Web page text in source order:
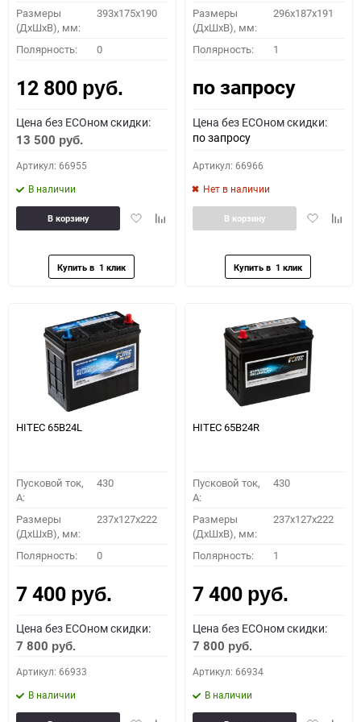
Размеры
(ДхШхВ), мм:
393x175x190
Полярность: 0
12 800 руб.
Цена без ECOном скидки:
13 500 руб.
Артикул: 66955
В наличии
ДобавитьДобавить
В корзину
Размеры
(ДхШхВ), мм:
296х187х191
Полярность: 1
по запросу
Цена без ECOном скидки:
по запросу
Артикул: 66966
Нет в наличии
Добавить
В корзину
HITEC 65B24L
Пусковой ток,
A:
430
Размеры
(ДхШхВ), мм:
237x127x222
Полярность: 0
7 400 руб.
Цена без ECOном скидки:
7 800 руб.
Артикул: 66933
В наличии
HITEC 65B24R
Пусковой ток,
A:
430
Размеры
(ДхШхВ), мм:
237x127x222
Полярность: 1
7 400 руб.
Цена без ECOном скидки:
7 800 руб.
Артикул: 66934
В наличии